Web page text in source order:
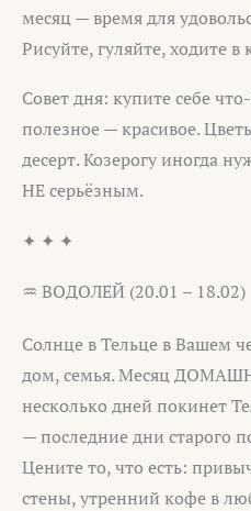
месяц — время для
Рисуйте, гуляйте, ходите
Совет дня: купите себе
полезное — красивое.
десерт. Козерогу иногда
НЕ серьёзным.
✦ ✦ ✦
♒ ВОДОЛЕЙ (20.01 – 18.02)
Солнце в Тельце в Вашем
дом, семья. Месяц
несколько дней покинет
— последние дни старого
Цените то, что есть:
стены, утренний кофе в